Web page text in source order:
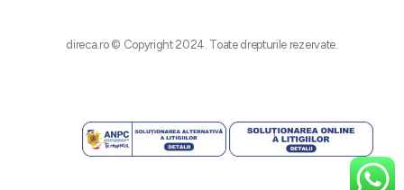
direca.ro © Copyright 2024. Toate drepturile rezervate.